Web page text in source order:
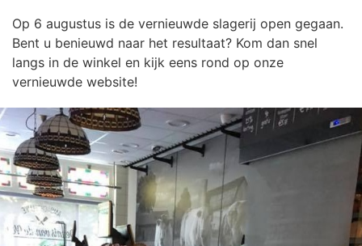
Op 6 augustus is de vernieuwde slagerij open gegaan.
Bent u benieuwd naar het resultaat? Kom dan snel
langs in de winkel en kijk eens rond op onze
vernieuwde website!